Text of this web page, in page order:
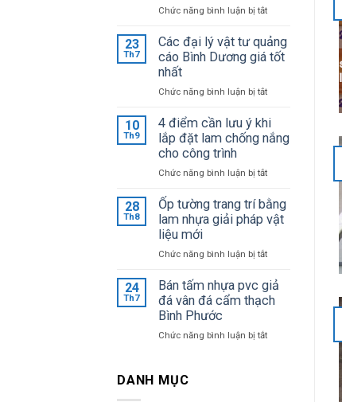
Chức năng bình luận bị tắtở
giá
mica
mới
nhật
giá
23
Th7
Các đại lý vật tư quảng
cáo Bình Dương giá tốt
nhất
Chức năng bình luận bị tắtở
đại
lý
quảng
Bình
Dương
10
Th9
4 điểm cần lưu ý khi
lắp đặt lam chống nắng
cho công trình
Chức năng bình luận bị tắtở
điểm
cần
lưu
khi
đặt
lam
28
Th8
Ốp tường trang trí bằng
lam nhựa giải pháp vật
liệu mới
Chức năng bình luận bị tắtở
tường
trang
lam
24
Th7
Bán tấm nhựa pvc giả
đá vân đá cẩm thạch
Bình Phước
Chức năng bình luận bị tắtở
DANH MỤC